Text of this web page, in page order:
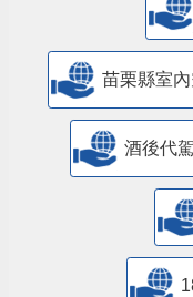
苗栗縣室
酒後代